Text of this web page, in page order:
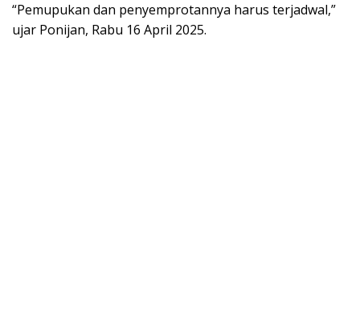
“Pemupukan dan penyemprotannya harus terjadwal,”
ujar Ponijan, Rabu 16 April 2025.